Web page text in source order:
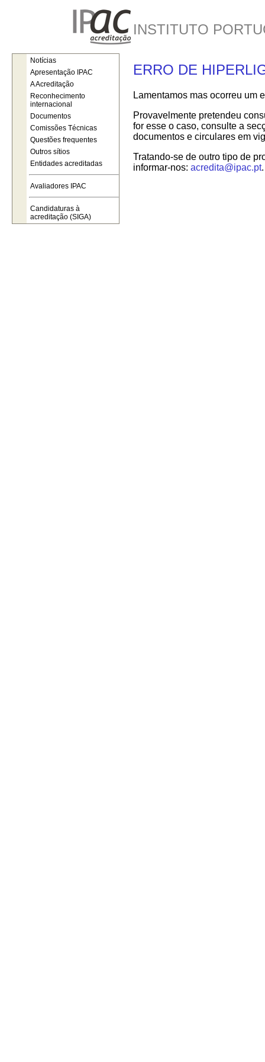
INSTITUTO
ERRO DE
Lamentamos mas ocorreu um
Provavelmente pretendeu
for esse o caso, consulte a
documentos e circulares em
Tratando-se de outro tipo de
informar-nos: acredita@ipac.pt.
Notícias
Apresentação IPAC
A Acreditação
Reconhecimento
internacional
Documentos
Comissões Técnicas
Questões frequentes
Outros sítios
Entidades acreditadas
Avaliadores IPAC
Candidaturas à
acreditação (SIGA)